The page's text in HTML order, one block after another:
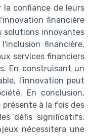
confiance de leurs
financière
solutions innovantes
financière,
services financiers
En construisant un
l'innovation peut
En conclusion,
à la fois des
défis significatifs.
nécessitera une